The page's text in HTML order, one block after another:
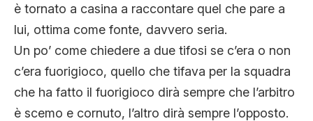
è tornato a casina a raccontare quel che pare a
lui, ottima come fonte, davvero seria.
Un po’ come chiedere a due tifosi se c’era o non
c’era fuorigioco, quello che tifava per la squadra
che ha fatto il fuorigioco dirà sempre che l’arbitro
è scemo e cornuto, l’altro dirà sempre l’opposto.